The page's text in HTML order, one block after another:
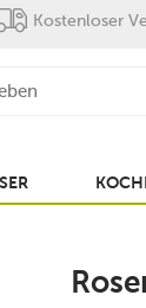
Kostenloser